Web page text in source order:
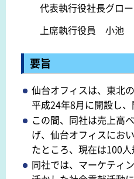
代表執行役社長グロ
上席執行役員 小池
要旨
仙台オフィスは、東北
平成24年8月に開設し、
この間、同社は売上高
げ、仙台オフィスにお
たところ、現在は100人
同社では、マーケティ